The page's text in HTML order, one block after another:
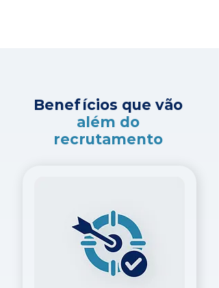
Benefícios que vão
além do
recrutamento